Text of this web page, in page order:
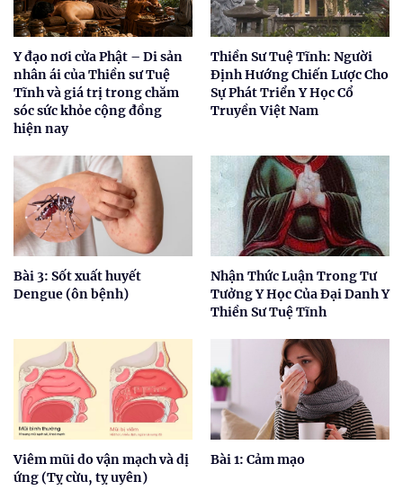
Y đạo nơi cửa Phật – Di sản
nhân ái của Thiền sư Tuệ
Tĩnh và giá trị trong chăm
sóc sức khỏe cộng đồng
hiện nay
Thiền Sư Tuệ Tĩnh: Người
Định Hướng Chiến Lược Cho
Sự Phát Triển Y Học Cổ
Truyền Việt Nam
Bài 3: Sốt xuất huyết
Dengue (ôn bệnh)
Nhận Thức Luận Trong Tư
Tưởng Y Học Của Đại Danh Y
Thiền Sư Tuệ Tĩnh
Viêm mũi do vận mạch và dị
ứng (Tỵ cừu, tỵ uyên)
Bài 1: Cảm mạo